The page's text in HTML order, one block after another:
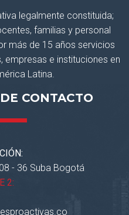
legalmente constituida;
familias y personal
más de 15 años servicios
empresas e instituciones en
Latina.
CONTACTO
- 36 Suba Bogotá
2: